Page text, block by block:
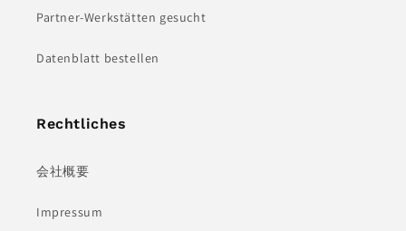
Partner-Werkstätten gesucht
Datenblatt bestellen
Rechtliches
会社概要
Impressum